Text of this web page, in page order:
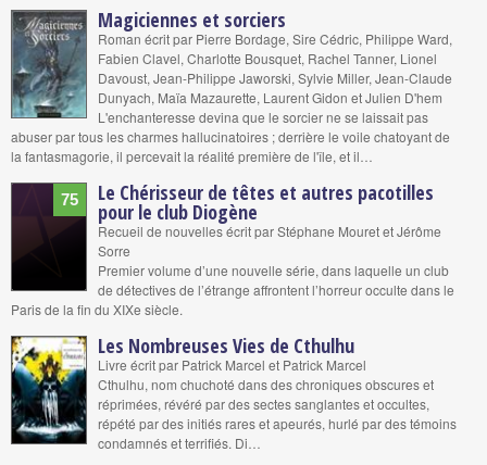
Magiciennes et sorciers
Roman écrit par Pierre Bordage, Sire Cédric, Philippe Ward,
Fabien Clavel, Charlotte Bousquet, Rachel Tanner, Lionel
Davoust, Jean-Philippe Jaworski, Sylvie Miller, Jean-Claude
Dunyach, Maïa Mazaurette, Laurent Gidon et Julien D'hem
L'enchanteresse devina que le sorcier ne se laissait pas
abuser par tous les charmes hallucinatoires ; derrière le voile chatoyant de
la fantasmagorie, il percevait la réalité première de l'île, et il…
75 Le Chérisseur de têtes et autres pacotilles
pour le club Diogène
Recueil de nouvelles écrit par Stéphane Mouret et Jérôme
Sorre
Premier volume d’une nouvelle série, dans laquelle un club
de détectives de l’étrange affrontent l’horreur occulte dans le
Paris de la fin du XIXe siècle.
Les Nombreuses Vies de Cthulhu
Livre écrit par Patrick Marcel et Patrick Marcel
Cthulhu, nom chuchoté dans des chroniques obscures et
réprimées, révéré par des sectes sanglantes et occultes,
répété par des initiés rares et apeurés, hurlé par des témoins
condamnés et terrifiés. Di…